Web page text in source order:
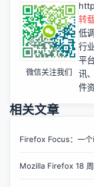
微信关注我们
转
低
行
平
讯
件
相关文章
Firefox Focus：一个
Mozilla Firefox 18